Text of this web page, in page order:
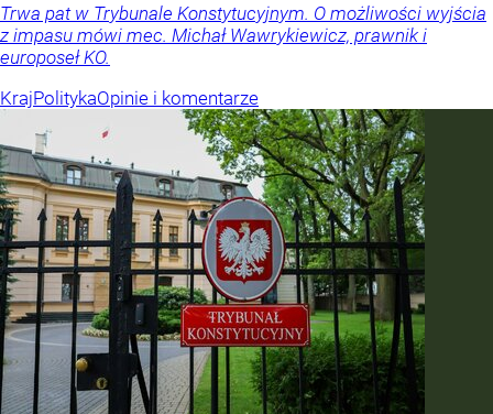
Trwa pat w Trybunale Konstytucyjnym. O możliwości wyjścia
z impasu mówi mec. Michał Wawrykiewicz, prawnik i
europoseł KO.
KrajPolitykaOpinie i komentarze